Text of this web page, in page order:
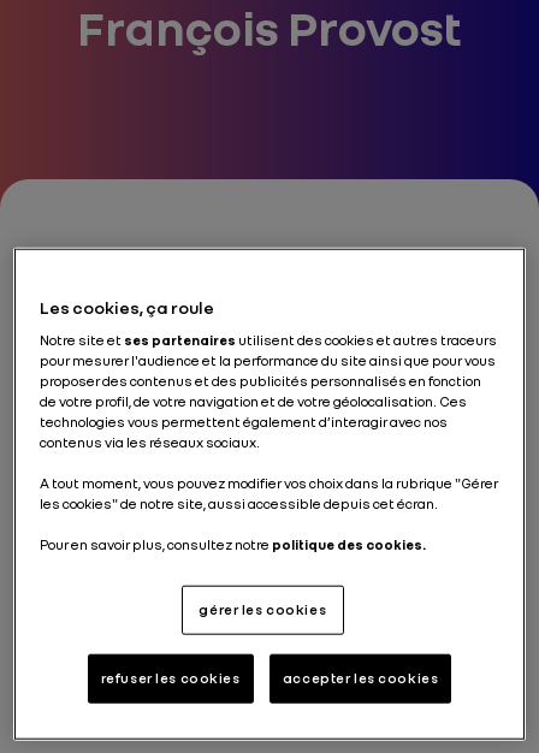
François Provost
François Provost
CEO, Renault Group
Né en 1968,François Provostest ancien élève de
l’École polytechnique et ingénieur en chef du Corps
l’Économie et des Finances, notamment à la direction
du Trésor, puis est nommé conseiller industriel du
ministre de la Défense.
Il intègre la direction commerciale de Renault en 2002,
tout d’abord comme directeur de succursale puis
Les cookies, ça roule
Notre site et ses partenaires utilisent des cookies et autres traceurs
pour mesurer l'audience et la performance du site ainsi que pour vous
proposer des contenus et des publicités personnalisés en fonction
de votre profil, de votre navigation et de votre géolocalisation. Ces
technologies vous permettent également d’interagir avec nos
contenus via les réseaux sociaux.
A tout moment, vous pouvez modifier vos choix dans la rubrique "Gérer
les cookies" de notre site, aussi accessible depuis cet écran.
Pour en savoir plus, consultez notre politique des cookies.
gérer les cookies
refuser les cookies accepter les cookies